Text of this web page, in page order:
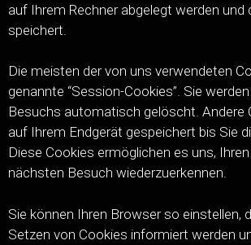
auf Ihrem Rechner abgelegt werden und
speichert.
Die meisten der von uns verwendeten
genannte “Session-Cookies”. Sie
Besuchs automatisch gelöscht. Andere
auf Ihrem Endgerät gespeichert bis Sie
Diese Cookies ermöglichen es uns,
nächsten Besuch wiederzuerkennen.
Sie können Ihren Browser so einstellen,
Setzen von Cookies informiert werden